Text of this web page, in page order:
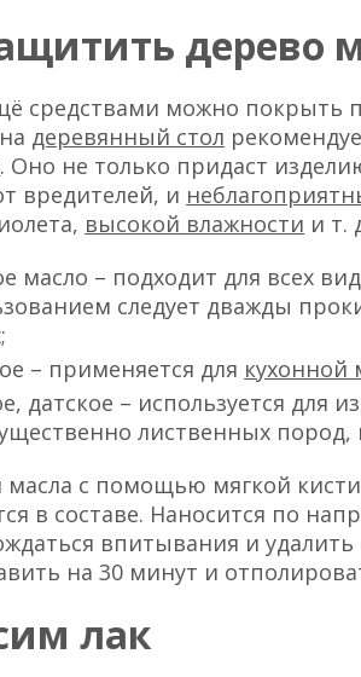
дерево
средствами можно покрыть
деревянный стол
. Оно не только придаст
вредителей, и
высокой влажности и т.
масло – подходит для всех
следует дважды
– применяется для кухонной
датское – используется для
лиственных
масла с помощью мягкой
в составе. Наносится по
впитывания и удалить
на 30 минут и
лак